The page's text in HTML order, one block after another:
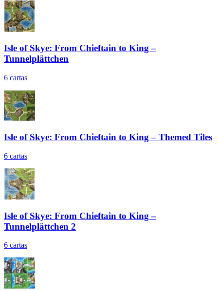
Isle of Skye: From Chieftain to King –
Tunnelplättchen
6 cartas
Isle of Skye: From Chieftain to King – Themed Tiles
6 cartas
Isle of Skye: From Chieftain to King –
Tunnelplättchen 2
6 cartas